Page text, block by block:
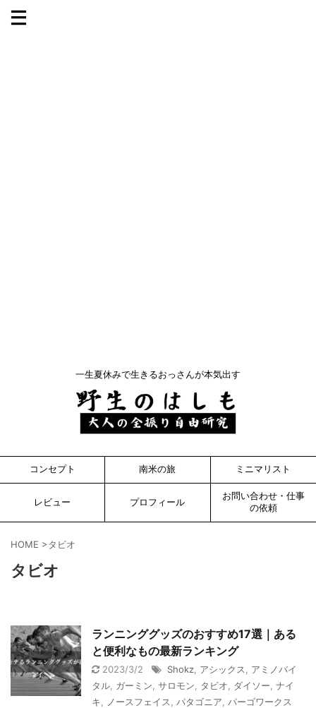
一生夏休みで生きるおっさんが本気出す
コンセプト 南米の旅 ミニマリスト
レビュー プロフィール
お問い合わせ・仕事
の依頼
HOME >タビオ
タビオ
ランニンググッズのおすすめ17選｜ある
と便利なもの最新ランキング
2023/3/2 Shokz アシックス
アミノバイ
タル ガーミン サロモン タビオ ダイソー ナイ
キ
ノースフェイス パタゴニア パーゴワークス